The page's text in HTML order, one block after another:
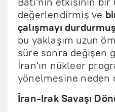
değerlendirmiş ve
çalışmayı
bu yaklaşım uzun
süre sonra değişen
İran'ın nükleer
yönelmesine neden
İran-Irak Savaşı